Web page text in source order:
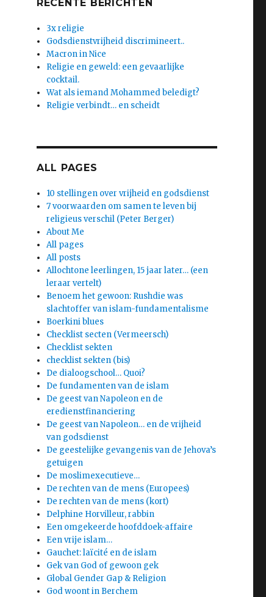
RECENTE BERICHTEN
3x religie
Godsdienstvrijheid discrimineert..
Macron in Nice
Religie en geweld: een gevaarlijke
cocktail.
Wat als iemand Mohammed beledigt?
Religie verbindt… en scheidt
ALL PAGES
10 stellingen over vrijheid en godsdienst
7 voorwaarden om samen te leven bij
religieus verschil (Peter Berger)
About Me
All pages
All posts
Allochtone leerlingen, 15 jaar later… (een
leraar vertelt)
Benoem het gewoon: Rushdie was
slachtoffer van islam-fundamentalisme
Boerkini blues
Checklist secten (Vermeersch)
Checklist sekten
checklist sekten (bis)
De dialoogschool… Quoi?
De fundamenten van de islam
De geest van Napoleon en de
eredienstfinanciering
De geest van Napoleon… en de vrijheid
van godsdienst
De geestelijke gevangenis van de Jehova’s
getuigen
De moslimexecutieve…
De rechten van de mens (Europees)
De rechten van de mens (kort)
Delphine Horvilleur, rabbin
Een omgekeerde hoofddoek-affaire
Een vrije islam…
Gauchet: laïcité en de islam
Gek van God of gewoon gek
Global Gender Gap & Religion
God woont in Berchem